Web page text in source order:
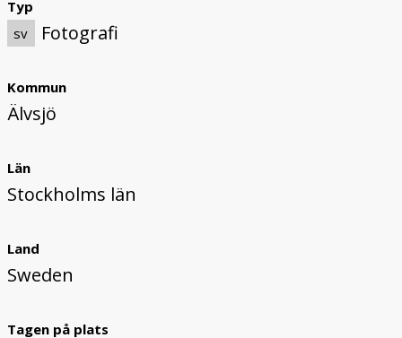
Typ
sv
Fotografi
Kommun
Älvsjö
Län
Stockholms län
Land
Sweden
Tagen på plats